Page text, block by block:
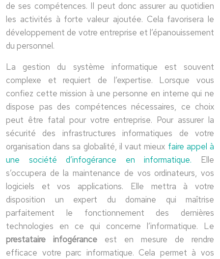
de ses compétences. Il peut donc assurer au quotidien
les activités à forte valeur ajoutée. Cela favorisera le
développement de votre entreprise et l’épanouissement
du personnel.
La gestion du système informatique est souvent
complexe et requiert de l’expertise. Lorsque vous
confiez cette mission à une personne en interne qui ne
dispose pas des compétences nécessaires, ce choix
peut être fatal pour votre entreprise. Pour assurer la
sécurité des infrastructures informatiques de votre
organisation dans sa globalité, il vaut mieux faire appel à
une société d’infogérance en informatique. Elle
s’occupera de la maintenance de vos ordinateurs, vos
logiciels et vos applications. Elle mettra à votre
disposition un expert du domaine qui maîtrise
parfaitement le fonctionnement des dernières
technologies en ce qui concerne l’informatique. Le
prestataire infogérance est en mesure de rendre
efficace votre parc informatique. Cela permet à vos